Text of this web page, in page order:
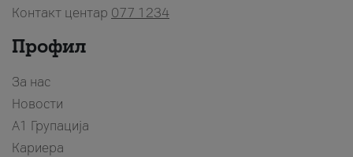
Контакт центар 077 1234
Профил
За нас
Новости
А1 Групација
Кариера